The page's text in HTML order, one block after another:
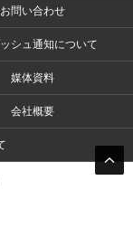
お問い合わせ
シュ通知について
媒体資料
会社概要